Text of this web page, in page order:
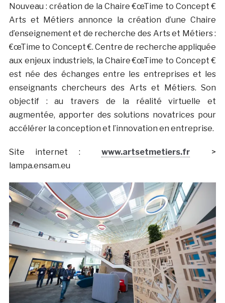
Nouveau : création de la Chaire €œTime to Concept €
Arts et Métiers annonce la création d’une Chaire
d’enseignement et de recherche des Arts et Métiers :
€œTime to Concept €. Centre de recherche appliquée
aux enjeux industriels, la Chaire €œTime to Concept €
est née des échanges entre les entreprises et les
enseignants chercheurs des Arts et Métiers. Son
objectif : au travers de la réalité virtuelle et
augmentée, apporter des solutions novatrices pour
accélérer la conception et l’innovation en entreprise.
Site internet :www.artsetmetiers.fr >
lampa.ensam.eu